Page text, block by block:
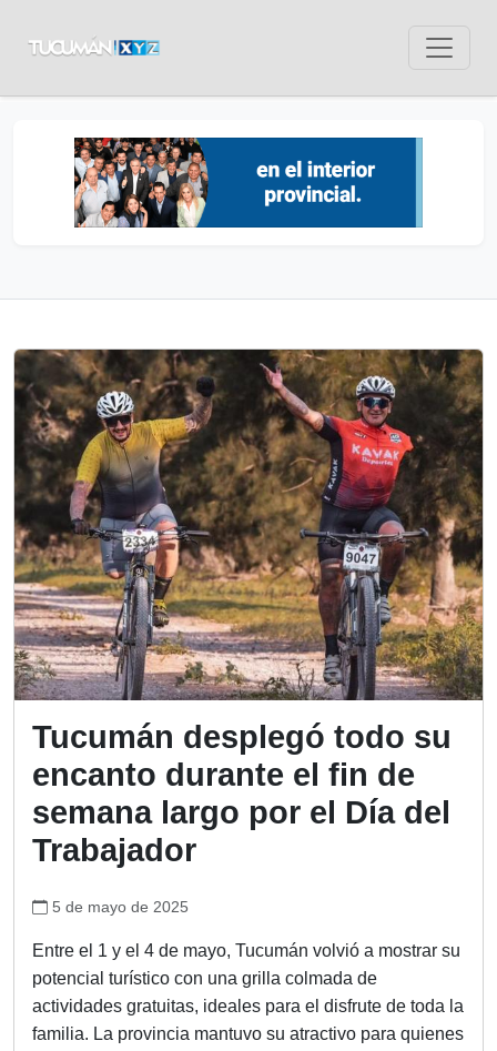
Tucumán desplegó todo su
encanto durante el fin de
semana largo por el Día del
Trabajador
5 de mayo de 2025
Entre el 1 y el 4 de mayo, Tucumán volvió a mostrar su
potencial turístico con una grilla colmada de
actividades gratuitas, ideales para el disfrute de toda la
familia. La provincia mantuvo su atractivo para quienes